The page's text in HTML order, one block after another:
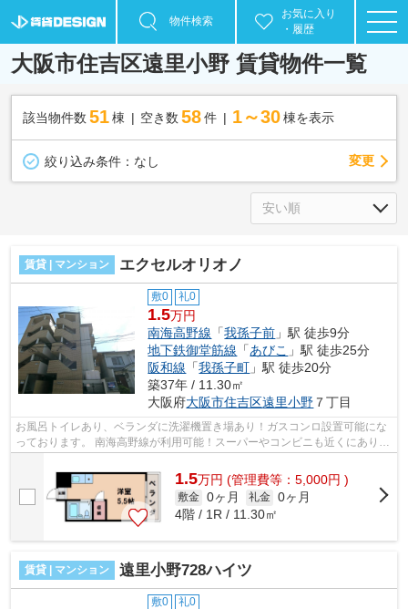
物件検索
お気に入り
・履歴
大阪市住吉区遠里小野 賃貸物件一覧
該当物件数 51棟 空き数 58 件 1～30 棟を表示
絞り込み条件： なし 変更
賃貸 | マンション エクセルオリオノ
敷0 礼0
1.5万円
南海高野線 「我孫子前 」駅 徒歩9分
地下鉄御堂筋線 「あびこ 」駅 徒歩25分
阪和線 「我孫子町 」駅 徒歩20分
築37年 / 11.30㎡
大阪府大阪市住吉区遠里小野 ７丁目
お風呂トイレあり、ベランダに洗濯機置き場あり！ガスコンロ設置可能にな
っております。 南海高野線が利用可能！スーパーやコンビニも近くにありま
す。 ■□■□■□■□■□■□■□■□■□■□■□■□■□■...
1.5万円 (管理費等：5,000円 )
敷金 0ヶ月 礼金 0ヶ月
4階 / 1R / 11.30㎡
賃貸 | マンション 遠里小野728ハイツ
敷0 礼0